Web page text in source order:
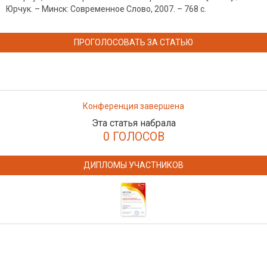
Юрчук. – Минск: Современное Слово, 2007. – 768 с.
ПРОГОЛОСОВАТЬ ЗА СТАТЬЮ
Конференция завершена
Эта статья набрала
0 ГОЛОСОВ
ДИПЛОМЫ УЧАСТНИКОВ